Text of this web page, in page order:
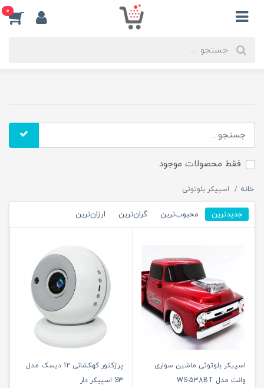
0
فقط محصولات موجود
خانه اسپیکر بلوتوثی
جدیدترین محبوب‌ترین گران‌ترین ارزان‌ترین
اسپیکر بلوتوثی ماشین سواری
وانت مدل WS-538BT
پرژکتور کهکشانی 12 دیسک مدل
S3 اسپیکر دار